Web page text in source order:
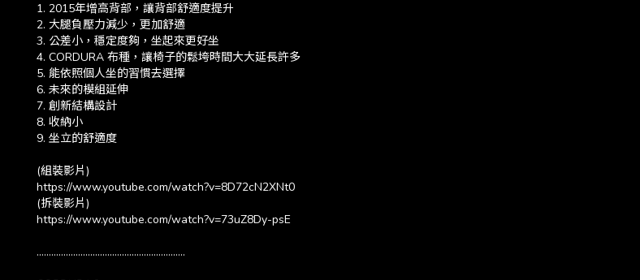
1. 2015年增高背部，讓背部舒適度提升
2. 大腿負壓力減少，更加舒適
3. 公差小，穩定度夠，坐起來更好坐
4. CORDURA 布種，讓椅子的鬆垮時間大大延長許多
5. 能依照個人坐的習慣去選擇
6. 未來的模組延伸
7. 創新結構設計
8. 收納小
9. 坐立的舒適度
(組裝影片)
https://www.youtube.com/watch?v=8D72cN2XNt0
(拆裝影片)
https://www.youtube.com/watch?v=73uZ8Dy-psE
.............................................................